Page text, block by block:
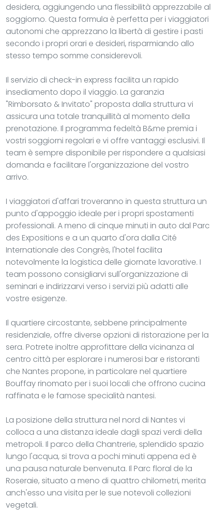
desidera, aggiungendo una flessibilità apprezzabile al
soggiorno. Questa formula è perfetta per i viaggiatori
autonomi che apprezzano la libertà di gestire i pasti
secondo i propri orari e desideri, risparmiando allo
stesso tempo somme considerevoli.
Il servizio di check-in express facilita un rapido
insediamento dopo il viaggio. La garanzia
"Rimborsato & Invitato" proposta dalla struttura vi
assicura una totale tranquillità al momento della
prenotazione. Il programma fedeltà B&me premia i
vostri soggiorni regolari e vi offre vantaggi esclusivi. Il
team è sempre disponibile per rispondere a qualsiasi
domanda e facilitare l'organizzazione del vostro
arrivo.
I viaggiatori d'affari troveranno in questa struttura un
punto d'appoggio ideale per i propri spostamenti
professionali. A meno di cinque minuti in auto dal Parc
des Expositions e a un quarto d'ora dalla Cité
Internationale des Congrès, l'hotel facilita
notevolmente la logistica delle giornate lavorative. I
team possono consigliarvi sull'organizzazione di
seminari e indirizzarvi verso i servizi più adatti alle
vostre esigenze.
Il quartiere circostante, sebbene principalmente
residenziale, offre diverse opzioni di ristorazione per la
sera. Potrete inoltre approfittare della vicinanza al
centro città per esplorare i numerosi bar e ristoranti
che Nantes propone, in particolare nel quartiere
Bouffay rinomato per i suoi locali che offrono cucina
raffinata e le famose specialità nantesi.
La posizione della struttura nel nord di Nantes vi
colloca a una distanza ideale dagli spazi verdi della
metropoli. Il parco della Chantrerie, splendido spazio
lungo l'acqua, si trova a pochi minuti appena ed è
una pausa naturale benvenuta. Il Parc floral de la
Roseraie, situato a meno di quattro chilometri, merita
anch'esso una visita per le sue notevoli collezioni
vegetali.